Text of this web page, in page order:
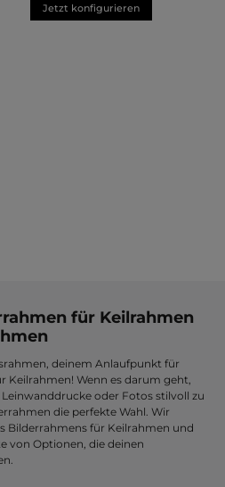
Jetzt konfigurieren
für Keilrahmen
deinem Anlaufpunkt für
Keilrahmen! Wenn es darum geht,
oder Fotos stilvoll zu
die perfekte Wahl. Wir
Bilderrahmens für Keilrahmen und
von Optionen, die deinen